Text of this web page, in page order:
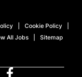
Cookie Policy
All Jobs Sitemap